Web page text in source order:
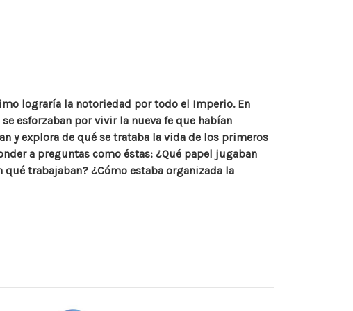
lograría la notoriedad por todo el Imperio. En
esforzaban por vivir la nueva fe que habían
y explora de qué se trataba la vida de los primeros
a preguntas como éstas: ¿Qué papel jugaban
trabajaban? ¿Cómo estaba organizada la